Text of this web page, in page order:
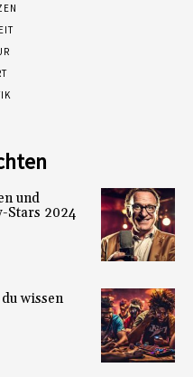
und
Stars 2024
wissen